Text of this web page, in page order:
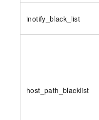
inotify_black_list
host_path_blacklist